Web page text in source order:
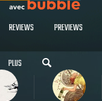
REVIEWS PREVIEWS
PLUS